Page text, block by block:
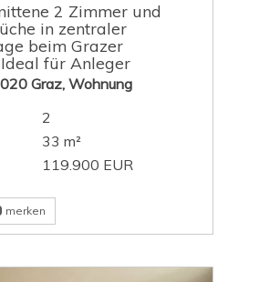
2 Zimmer und
in zentraler
beim Grazer
für Anleger
Graz, Wohnung
2
33 m²
119.900 EUR
merken